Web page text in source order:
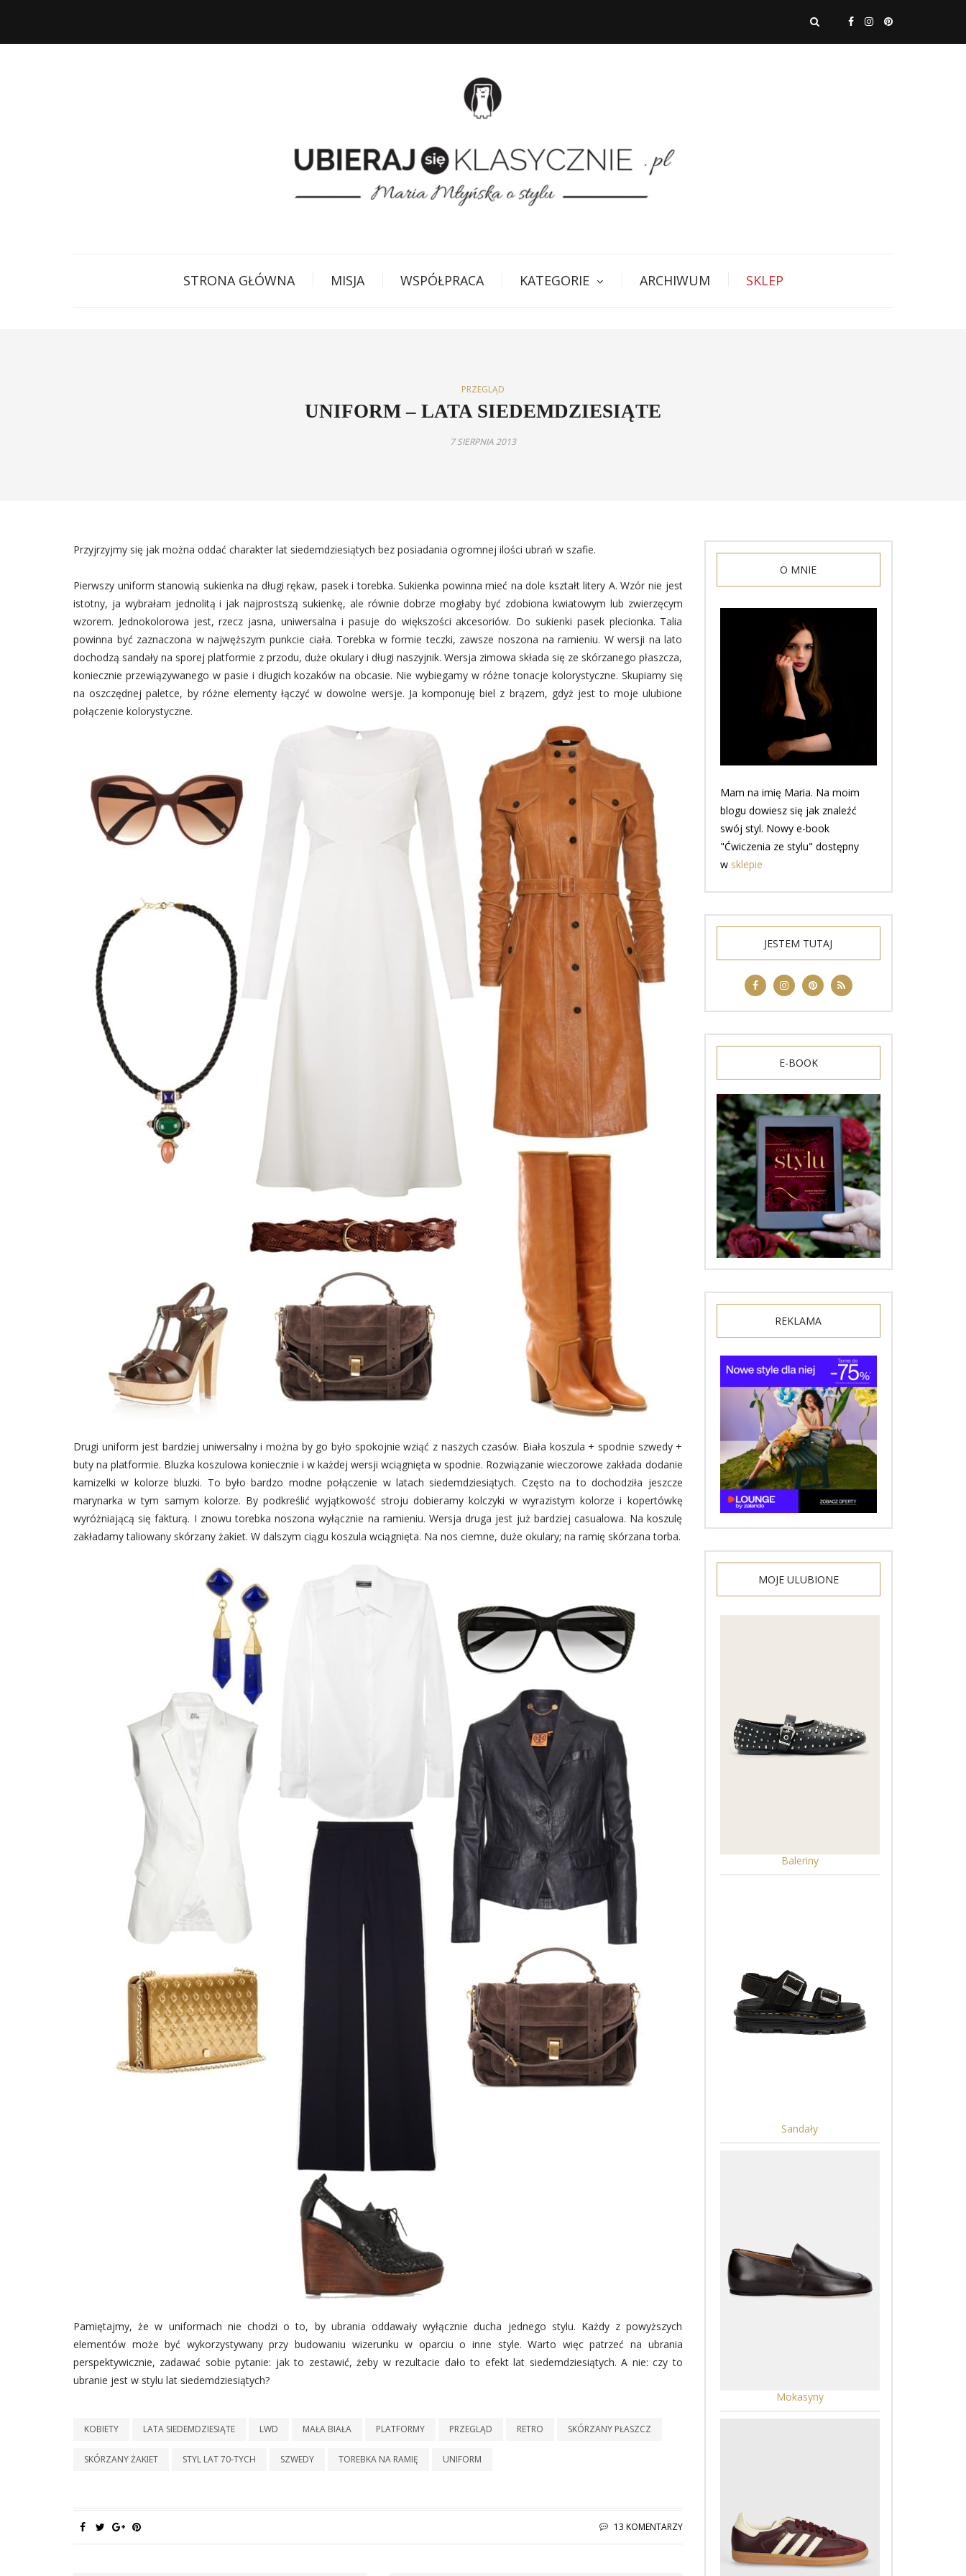
STRONA GŁÓWNA MISJA WSPÓŁPRACA KATEGORIE ARCHIWUM SKLEP
PRZEGLĄD
UNIFORM – LATA SIEDEMDZIESIĄTE
7 SIERPNIA 2013
Przyjrzyjmy się jak można oddać charakter lat siedemdziesiątych bez posiadania ogromnej ilości ubrań w szafie.
Pierwszy uniform stanowią sukienka na długi rękaw, pasek i torebka. Sukienka powinna mieć na dole kształt litery A. Wzór nie jest
istotny, ja wybrałam jednolitą i jak najprostszą sukienkę, ale równie dobrze mogłaby być zdobiona kwiatowym lub zwierzęcym
wzorem. Jednokolorowa jest, rzecz jasna, uniwersalna i pasuje do większości akcesoriów. Do sukienki pasek plecionka. Talia
powinna być zaznaczona w najwęższym punkcie ciała. Torebka w formie teczki, zawsze noszona na ramieniu. W wersji na lato
dochodzą sandały na sporej platformie z przodu, duże okulary i długi naszyjnik. Wersja zimowa składa się ze skórzanego płaszcza,
koniecznie przewiązywanego w pasie i długich kozaków na obcasie. Nie wybiegamy w różne tonacje kolorystyczne. Skupiamy się
na oszczędnej paletce, by różne elementy łączyć w dowolne wersje. Ja komponuję biel z brązem, gdyż jest to moje ulubione
połączenie kolorystyczne.
Drugi uniform jest bardziej uniwersalny i można by go było spokojnie wziąć z naszych czasów. Biała koszula + spodnie szwedy +
buty na platformie. Bluzka koszulowa koniecznie i w każdej wersji wciągnięta w spodnie. Rozwiązanie wieczorowe zakłada dodanie
kamizelki w kolorze bluzki. To było bardzo modne połączenie w latach siedemdziesiątych. Często na to dochodziła jeszcze
marynarka w tym samym kolorze. By podkreślić wyjątkowość stroju dobieramy kolczyki w wyrazistym kolorze i kopertówkę
wyróżniającą się fakturą. I znowu torebka noszona wyłącznie na ramieniu. Wersja druga jest już bardziej casualowa. Na koszulę
zakładamy taliowany skórzany żakiet. W dalszym ciągu koszula wciągnięta. Na nos ciemne, duże okulary; na ramię skórzana torba.
Pamiętajmy, że w uniformach nie chodzi o to, by ubrania oddawały wyłącznie ducha jednego stylu. Każdy z powyższych
elementów może być wykorzystywany przy budowaniu wizerunku w oparciu o inne style. Warto więc patrzeć na ubrania
perspektywicznie, zadawać sobie pytanie: jak to zestawić, żeby w rezultacie dało to efekt lat siedemdziesiątych. A nie: czy to
ubranie jest w stylu lat siedemdziesiątych?
KOBIETY LATA SIEDEMDZIESIĄTE LWD MAŁA BIAŁA PLATFORMY PRZEGLĄD RETRO SKÓRZANY PŁASZCZ
SKÓRZANY ŻAKIET STYL LAT 70-TYCH SZWEDY TOREBKA NA RAMIĘ UNIFORM
13 KOMENTARZY
O MNIE
Mam na imię Maria. Na moim
blogu dowiesz się jak znaleźć
swój styl. Nowy e-book
"Ćwiczenia ze stylu" dostępny
w sklepie
JESTEM TUTAJ
E-BOOK
REKLAMA
MOJE ULUBIONE
Baleriny
Sandały
Mokasyny